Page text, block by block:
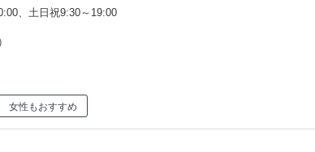
、土日祝9:30～19:00
女性もおすすめ